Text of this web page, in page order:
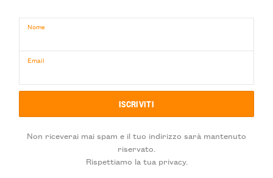
Nome
Email
Non riceverai mai spam e il tuo indirizzo sarà mantenuto
riservato.
Rispettiamo la tua privacy.